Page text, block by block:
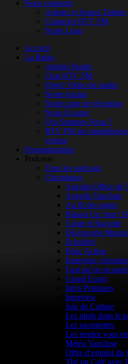
Nous contacter
Artistes et Jeunes Talents
Contacter RTV FM
Notre Logo
Accueil
La Radio
Ateliers Radio
Chat RTV FM
Direct Video du studio
Notre équipe
Notre zone de réception
Nous Écouter
Qui Sommes Nous ?
RTV FM sur
voiture
Programmation
Podcasts
Tous les podcasts
Chroniques
Agenda Office de
Agenda Vaucluse
Au fil des pages
Blason Un Jour /
Conte et Raconte
Découverte
Echolibri
Educ Action
Energetix
Faut qu’on en parle
Grand Ecran
Infos Pratiques
Interview
Joie de Culture
Les pieds dans le
Les racontottes
Les rendez vous
Météo Vaucluse
Offre d’emploi du
Thé ou Café avec